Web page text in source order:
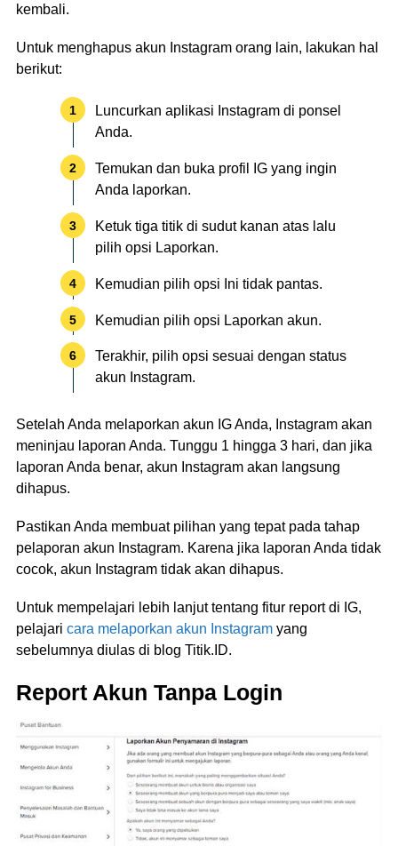
kembali.
Untuk menghapus akun Instagram orang lain, lakukan hal
berikut:
Luncurkan aplikasi Instagram di ponsel
Anda.
Temukan dan buka profil IG yang ingin
Anda laporkan.
Ketuk tiga titik di sudut kanan atas lalu
pilih opsi Laporkan.
Kemudian pilih opsi Ini tidak pantas.
Kemudian pilih opsi Laporkan akun.
Terakhir, pilih opsi sesuai dengan status
akun Instagram.
Setelah Anda melaporkan akun IG Anda, Instagram akan
meninjau laporan Anda. Tunggu 1 hingga 3 hari, dan jika
laporan Anda benar, akun Instagram akan langsung
dihapus.
Pastikan Anda membuat pilihan yang tepat pada tahap
pelaporan akun Instagram. Karena jika laporan Anda tidak
cocok, akun Instagram tidak akan dihapus.
Untuk mempelajari lebih lanjut tentang fitur report di IG,
pelajari cara melaporkan akun Instagram yang
sebelumnya diulas di blog Titik.ID.
Report Akun Tanpa Login